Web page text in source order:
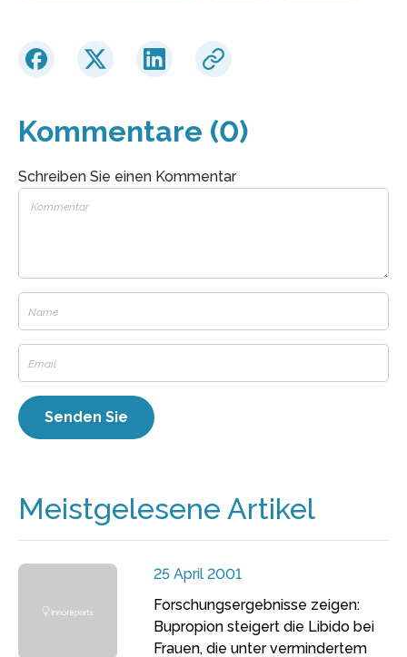
Kommentare (0)
Schreiben Sie einen Kommentar
Meistgelesene Artikel
25 April 2001
Forschungsergebnisse zeigen:
Bupropion steigert die Libido bei
Frauen, die unter vermindertem